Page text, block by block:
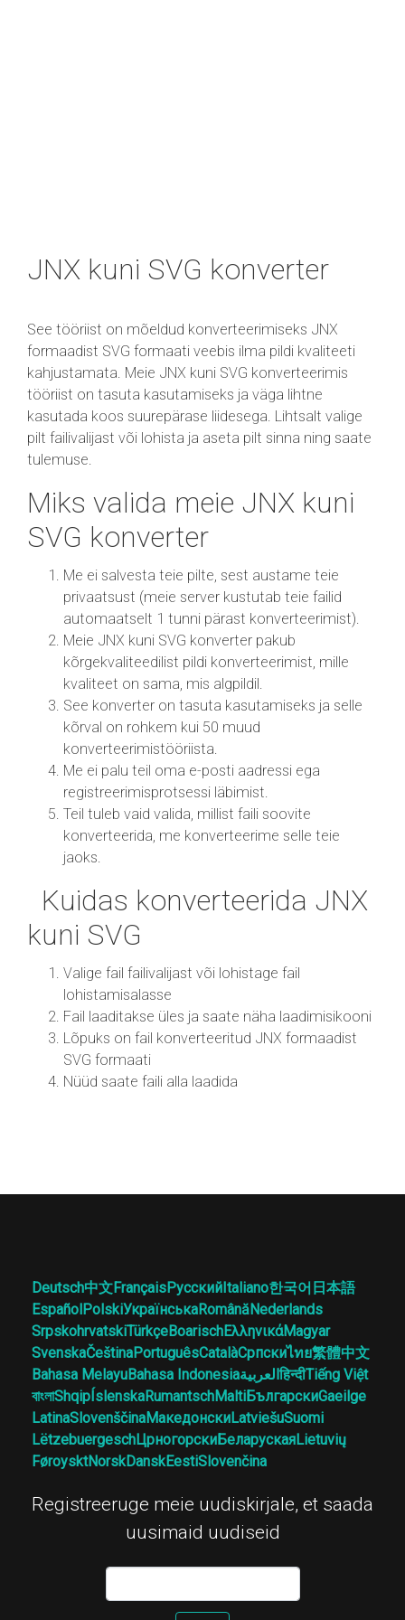
JNX kuni SVG konverter
See tööriist on mõeldud konverteerimiseks JNX
formaadist SVG formaati veebis ilma pildi kvaliteeti
kahjustamata. Meie JNX kuni SVG konverteerimis
tööriist on tasuta kasutamiseks ja väga lihtne
kasutada koos suurepärase liidesega. Lihtsalt valige
pilt failivalijast või lohista ja aseta pilt sinna ning saate
tulemuse.
Miks valida meie JNX kuni
SVG konverter
Me ei salvesta teie pilte, sest austame teie
privaatsust (meie server kustutab teie failid
automaatselt 1 tunni pärast konverteerimist).
Meie JNX kuni SVG konverter pakub
kõrgekvaliteedilist pildi konverteerimist, mille
kvaliteet on sama, mis algpildil.
See konverter on tasuta kasutamiseks ja selle
kõrval on rohkem kui 50 muud
konverteerimistööriista.
Me ei palu teil oma e-posti aadressi ega
registreerimisprotsessi läbimist.
Teil tuleb vaid valida, millist faili soovite
konverteerida, me konverteerime selle teie
jaoks.
Kuidas konverteerida JNX
kuni SVG
Valige fail failivalijast või lohistage fail
lohistamisalasse
Fail laaditakse üles ja saate näha laadimisikooni
Lõpuks on fail konverteeritud JNX formaadist
SVG formaati
Nüüd saate faili alla laadida
Deutsch中文FrançaisРусскийItaliano한국어 日本語
EspañolPolskiУкраїнськаRomânăNederlands
SrpskohrvatskiTürkçeBoarischΕλληνικάMagyar
SvenskaČeštinaPortuguêsCatalàСрпскиไทย繁體中文
Bahasa MelayuBahasa Indonesiaالعربيةहिन्दीTiếng Việt
বাংলাShqipÍslenskaRumantschMaltiБългарскиGaeilge
LatinaSlovenščinaМакедонскиLatviešuSuomi
LëtzebuergeschЦрногорскиБеларускаяLietuvių
FøroysktNorskDanskEestiSlovenčina
Registreeruge meie uudiskirjale, et saada
uusimaid uudiseid